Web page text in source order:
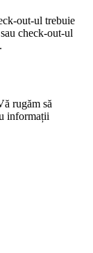
out-ul trebuie
check-out-ul
rugăm să
informații